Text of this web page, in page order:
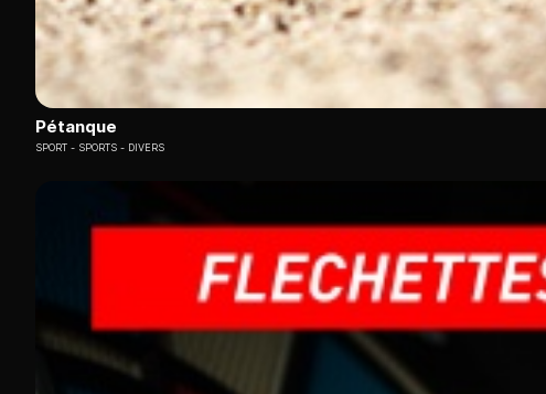
Pétanque
SPORT SPORTS - DIVERS